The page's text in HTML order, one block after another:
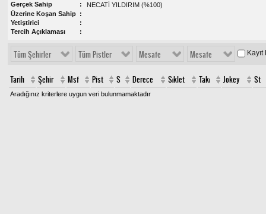
Gerçek Sahip
NECATİ YILDIRIM (%100)
Üzerine Koşan Sahip
Yetiştirici
Tercih Açıklaması
Tüm Şehirler Tüm Pistler Mesafe Mesafe
Tarih Şehir Msf Pist S Derece Sıklet Takı Jokey St
Aradığınız kriterlere uygun veri bulunmamaktadır